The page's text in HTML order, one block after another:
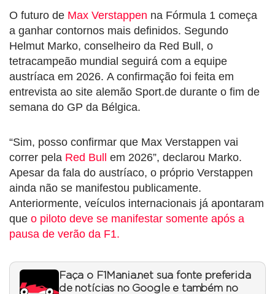
O futuro de Max Verstappen na Fórmula 1 começa
a ganhar contornos mais definidos. Segundo
Helmut Marko, conselheiro da Red Bull, o
tetracampeão mundial seguirá com a equipe
austríaca em 2026. A confirmação foi feita em
entrevista ao site alemão Sport.de durante o fim de
semana do GP da Bélgica.
“Sim, posso confirmar que Max Verstappen vai
correr pela Red Bull em 2026”, declarou Marko.
Apesar da fala do austríaco, o próprio Verstappen
ainda não se manifestou publicamente.
Anteriormente, veículos internacionais já apontaram
que o piloto deve se manifestar somente após a
pausa de verão da F1.
Faça o F1Mania.net sua fonte preferida
de notícias no Google e também no